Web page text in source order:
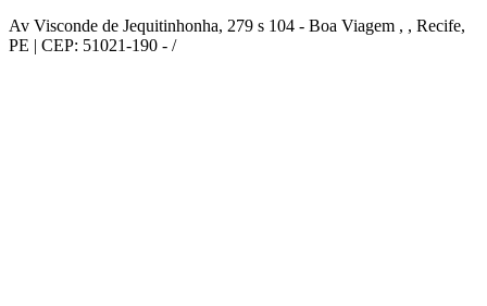
Av Visconde de Jequitinhonha, 279 s 104 - Boa Viagem , , Recife,
PE | CEP: 51021-190 - /